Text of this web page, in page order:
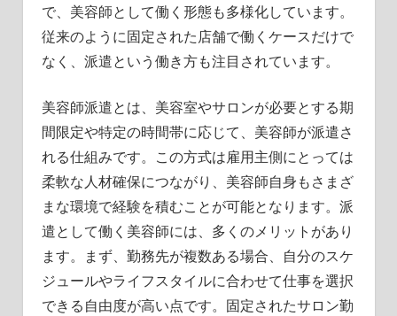
で、美容師として働く形態も多様化しています。
従来のように固定された店舗で働くケースだけで
なく、派遣という働き方も注目されています。
美容師派遣とは、美容室やサロンが必要とする期
間限定や特定の時間帯に応じて、美容師が派遣さ
れる仕組みです。この方式は雇用主側にとっては
柔軟な人材確保につながり、美容師自身もさまざ
まな環境で経験を積むことが可能となります。派
遣として働く美容師には、多くのメリットがあり
ます。まず、勤務先が複数ある場合、自分のスケ
ジュールやライフスタイルに合わせて仕事を選択
できる自由度が高い点です。固定されたサロン勤